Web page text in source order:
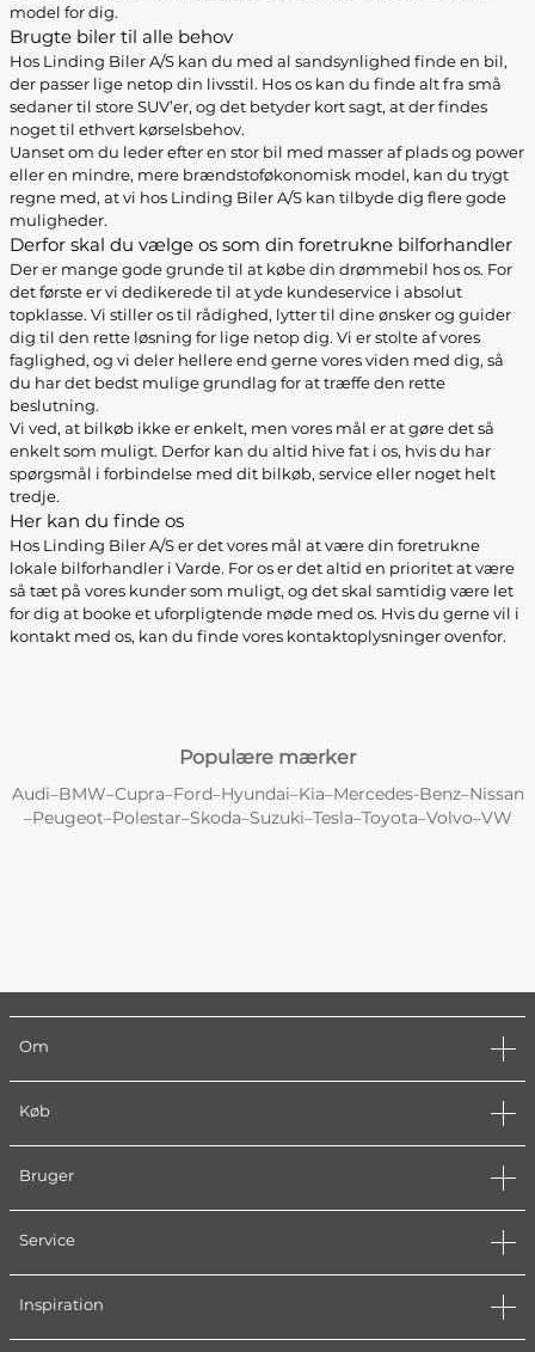
model for dig.
Brugte biler til alle behov
Hos Linding Biler A/S kan du med al sandsynlighed finde en bil,
der passer lige netop din livsstil. Hos os kan du finde alt fra små
sedaner til store SUV’er, og det betyder kort sagt, at der findes
noget til ethvert kørselsbehov.
Uanset om du leder efter en stor bil med masser af plads og power
eller en mindre, mere brændstoføkonomisk model, kan du trygt
regne med, at vi hos Linding Biler A/S kan tilbyde dig flere gode
muligheder.
Derfor skal du vælge os som din foretrukne bilforhandler
Der er mange gode grunde til at købe din drømmebil hos os. For
det første er vi dedikerede til at yde kundeservice i absolut
topklasse. Vi stiller os til rådighed, lytter til dine ønsker og guider
dig til den rette løsning for lige netop dig. Vi er stolte af vores
faglighed, og vi deler hellere end gerne vores viden med dig, så
du har det bedst mulige grundlag for at træffe den rette
beslutning.
Vi ved, at bilkøb ikke er enkelt, men vores mål er at gøre det så
enkelt som muligt. Derfor kan du altid hive fat i os, hvis du har
spørgsmål i forbindelse med dit bilkøb, service eller noget helt
tredje.
Her kan du finde os
Hos Linding Biler A/S er det vores mål at være din foretrukne
lokale bilforhandler i Varde. For os er det altid en prioritet at være
så tæt på vores kunder som muligt, og det skal samtidig være let
for dig at booke et uforpligtende møde med os. Hvis du gerne vil i
kontakt med os, kan du finde vores kontaktoplysninger ovenfor.
Populære mærker
Audi–BMW–Cupra–Ford–Hyundai–Kia–Mercedes-Benz–Nissan
–Peugeot–Polestar–Skoda–Suzuki–Tesla–Toyota–Volvo–VW
Om
Køb
Bruger
Service
Inspiration